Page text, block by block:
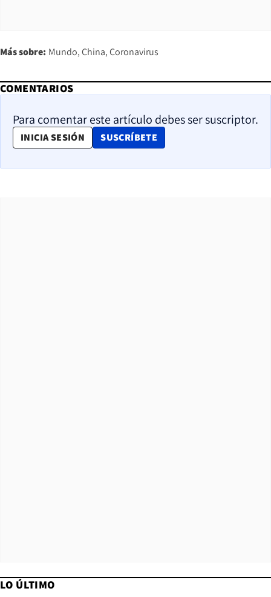
Más sobre: Mundo China Coronavirus
COMENTARIOS
Para comentar este artículo debes ser suscriptor.
INICIA SESIÓN SUSCRÍBETE
OPENS IN NEW WINDOW
LO ÚLTIMO